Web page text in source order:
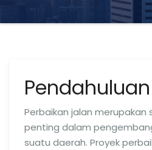
Pendahuluan
Perbaikan jalan merupakan
penting dalam
suatu daerah. Proyek